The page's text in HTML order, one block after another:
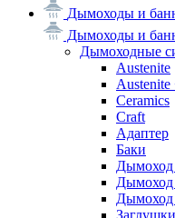
Дымоходы и
Дымоходы и
Дымоходные
Austenite
Austenite
Ceramics
Craft
Адаптер
Баки
Дымоход
Дымоход
Дымоход
Заглушки